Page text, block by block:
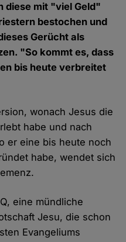
diese mit "viel Geld"
bestochen und
Gerücht als
"So kommt es, dass
bis heute verbreitet
wonach Jesus die
habe und nach
er eine bis heute noch
habe, wendet sich
eine mündliche
Jesu, die schon
Evangeliums